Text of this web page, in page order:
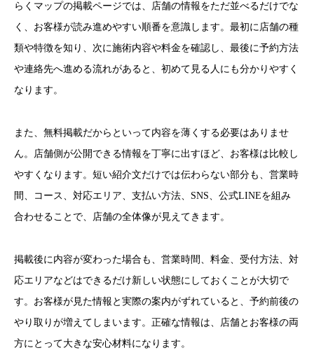
らくマップの掲載ページでは、店舗の情報をただ並べるだけでな
く、お客様が読み進めやすい順番を意識します。最初に店舗の種
類や特徴を知り、次に施術内容や料金を確認し、最後に予約方法
や連絡先へ進める流れがあると、初めて見る人にも分かりやすく
なります。
また、無料掲載だからといって内容を薄くする必要はありませ
ん。店舗側が公開できる情報を丁寧に出すほど、お客様は比較し
やすくなります。短い紹介文だけでは伝わらない部分も、営業時
間、コース、対応エリア、支払い方法、SNS、公式LINEを組み
合わせることで、店舗の全体像が見えてきます。
掲載後に内容が変わった場合も、営業時間、料金、受付方法、対
応エリアなどはできるだけ新しい状態にしておくことが大切で
す。お客様が見た情報と実際の案内がずれていると、予約前後の
やり取りが増えてしまいます。正確な情報は、店舗とお客様の両
方にとって大きな安心材料になります。